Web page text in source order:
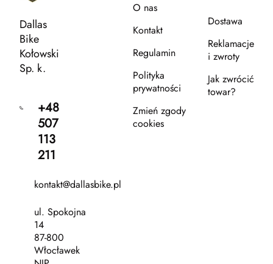
Dallas
Bike
Kołowski
Sp. k.
+48
507
113
211
kontakt@dallasbike.pl
ul. Spokojna
14
87-800
Włocławek
O nas
Kontakt
Regulamin
Polityka
prywatności
Zmień zgody
cookies
Dostawa
Reklamacje
i zwroty
Jak zwrócić
towar?